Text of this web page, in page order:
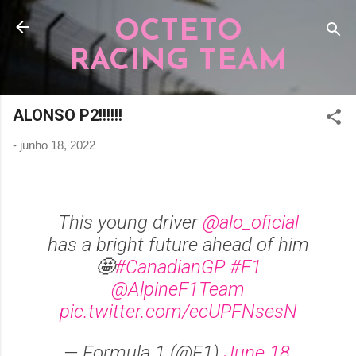
Pular para o conteúdo principal
OCTETO
RACING TEAM
ALONSO P2!!!!!!
- junho 18, 2022
This young driver@alo_oficial
has a bright future ahead of him
🤩#CanadianGP #F1
@AlpineF1Team
pic.twitter.com/ecUPFNsesN